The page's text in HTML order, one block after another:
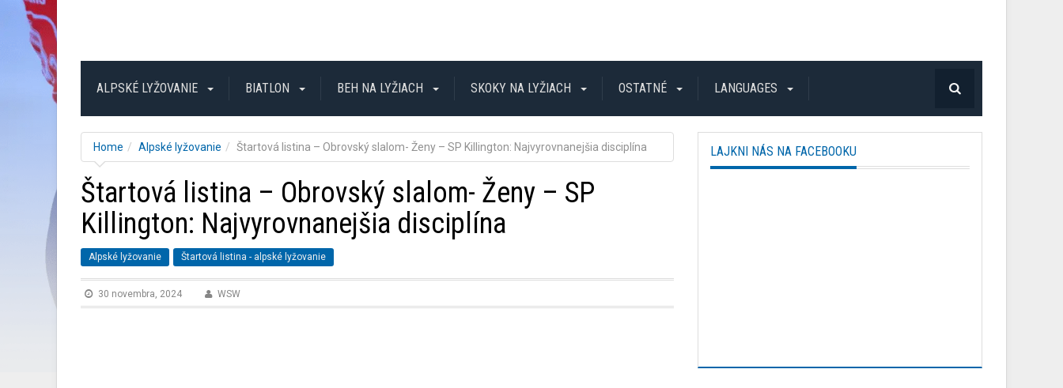
ALPSKÉ LYŽOVANIE BIATLON BEH NA LYŽIACH SKOKY NA LYŽIACH OSTATNÉ LANGUAGES
Home Alpské lyžovanie Štartová listina – Obrovský slalom- Ženy – SP Killington: Najvyrovnanejšia disciplína
Štartová listina – Obrovský slalom- Ženy – SP
Killington: Najvyrovnanejšia disciplína
Alpské lyžovanie Štartová listina - alpské lyžovanie
30 novembra, 2024 WSW
LAJKNI NÁS NA FACEBOOKU